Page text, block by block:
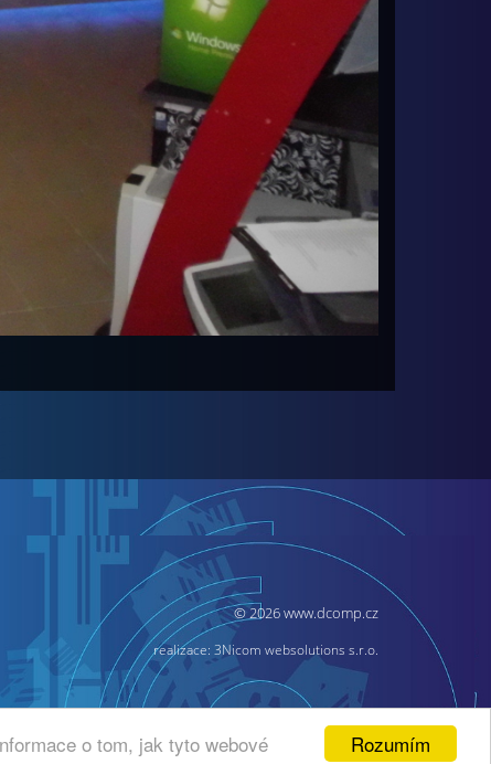
Rozumím
o tom, jak tyto webové
© 2026 www.dcomp.cz
realizace: 3Nicom websolutions s.r.o.